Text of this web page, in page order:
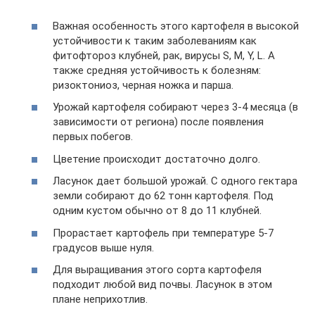
Важная особенность этого картофеля в высокой
устойчивости к таким заболеваниям как
фитофтороз клубней, рак, вирусы S, M, Y, L. А
также средняя устойчивость к болезням:
ризоктониоз, черная ножка и парша.
Урожай картофеля собирают через 3-4 месяца (в
зависимости от региона) после появления
первых побегов.
Цветение происходит достаточно долго.
Ласунок дает большой урожай. С одного гектара
земли собирают до 62 тонн картофеля. Под
одним кустом обычно от 8 до 11 клубней.
Прорастает картофель при температуре 5-7
градусов выше нуля.
Для выращивания этого сорта картофеля
подходит любой вид почвы. Ласунок в этом
плане неприхотлив.